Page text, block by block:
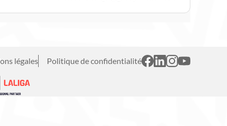
légales Politique de confidentialité